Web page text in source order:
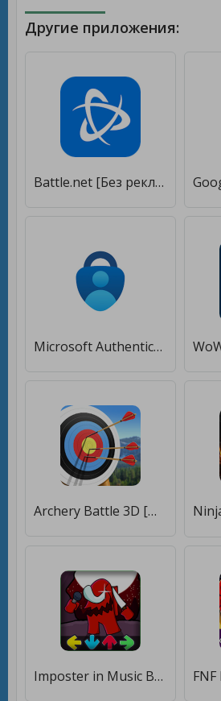
Другие приложения:
Battle.net [Без рекламы]
Microsoft Authenticator [Без рекламы]
Archery Battle 3D [Мод меню]
Imposter in Music Battle [Бесплатные покупки]